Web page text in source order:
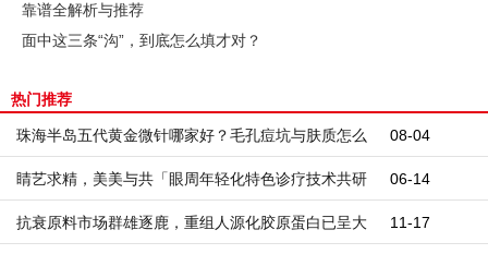
靠谱全解析与推荐
面中这三条“沟”，到底怎么填才对？
热门推荐
08-04
珠海半岛五代黄金微针哪家好？毛孔痘坑与肤质怎么
判断 06-14
睛艺求精，美美与共「眼周年轻化特色诊疗技术共研
中心」授牌落成仪式 11-17
抗衰原料市场群雄逐鹿，重组人源化胶原蛋白已呈大